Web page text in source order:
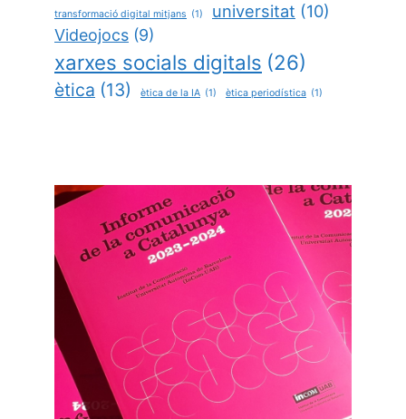
transformació digital mitjans (1) universitat (10)
Videojocs (9)
xarxes socials digitals (26)
ètica (13) ètica de la IA (1) ètica periodística (1)